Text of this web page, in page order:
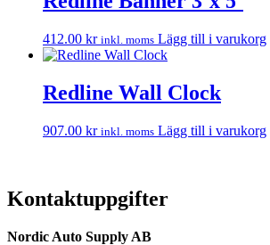
412.00 kr inkl. moms Lägg till i varukorg
Redline Wall Clock
907.00 kr inkl. moms Lägg till i varukorg
Kontaktuppgifter
Nordic Auto Supply AB